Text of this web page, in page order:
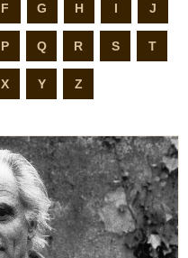
F G H I J
P Q R S T
X Y Z